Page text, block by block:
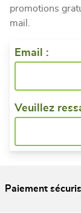
promotions
mail.
Email :
Veuillez
Paiement